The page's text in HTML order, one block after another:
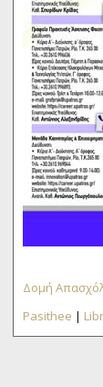
Δομή
Pasithee |